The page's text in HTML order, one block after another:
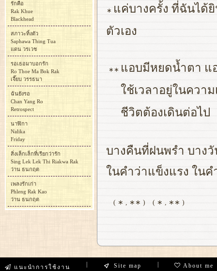
∗ แค่บางครั้ง ที่ฉันได้
ตัวเอง
∗∗ แอบมีหยดน้ำตา แ
ใช้เวลาอยู่ในควา
ชีวิตต้องเดินต่อไป
บางคืนที่ฝนพรำ บาง
ในคำว่าแข็งแรง ในค
( ∗ , ∗∗ ) ( ∗ , ∗∗ )
รักคือ
Rak Khue
Blackhead
สภาวะทิ้งตัว
Saphawa Thing Tua
แดน วรเวช
รอเธอมาบอกรัก
Ro Thoe Ma Bok Rak
เจี๊ยบ วรรธนา
ฉันยังรอ
Chan Yang Ro
Retrospect
นาฬิกา
Nalika
Friday
สิ่งเล็กเล็กที่เรียกว่ารัก
Sing Lek Lek Thi Riakwa Rak
ว่าน ธนกฤต
เพลงรักเก่า
Phleng Rak Kao
ว่าน ธนกฤต
แนะนำการใช้งาน Site map About me